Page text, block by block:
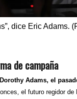
dice Eric Adams.
de campaña
Adams, el
el futuro regidor